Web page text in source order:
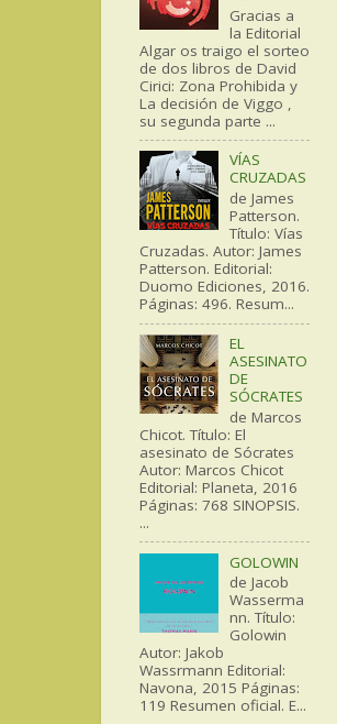
Gracias a
la Editorial
Algar os traigo el sorteo
de dos libros de David
Cirici: Zona Prohibida y
La decisión de Viggo ,
su segunda parte ...
VÍAS
CRUZADAS
de James
Patterson.
Título: Vías
Cruzadas. Autor: James
Patterson. Editorial:
Duomo Ediciones, 2016.
Páginas: 496. Resum...
EL
ASESINATO
DE
SÓCRATES
de Marcos
Chicot. Título: El
asesinato de Sócrates
Autor: Marcos Chicot
Editorial: Planeta, 2016
Páginas: 768 SINOPSIS.
...
GOLOWIN
de Jacob
Wasserma
nn. Título:
Golowin
Autor: Jakob
Wassrmann Editorial:
Navona, 2015 Páginas:
119 Resumen oficial. E...